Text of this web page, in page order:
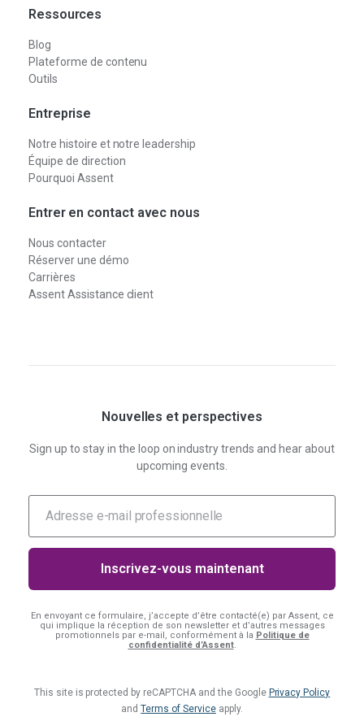
Ressources
Blog
Plateforme de contenu
Outils
Entreprise
Notre histoire et notre leadership
Équipe de direction
Pourquoi Assent
Entrer en contact avec nous
Nous contacter
Réserver une démo
Carrières
Assent Assistance client
Nouvelles et perspectives
Sign up to stay in the loop on industry trends and hear about
upcoming events.
En envoyant ce formulaire, j’accepte d’être contacté(e) par Assent, ce
qui implique la réception de son newsletter et d’autres messages
promotionnels par e-mail, conformément à la Politique de
confidentialité d’Assent.
This site is protected by reCAPTCHA and the Google Privacy Policy
andTerms of Serviceapply.